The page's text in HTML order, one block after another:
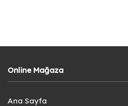
Online Mağaza
Ana Sayfa